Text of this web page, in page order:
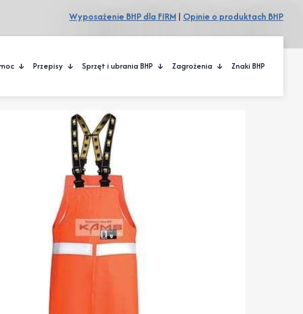
Wyposażenie BHP dla FIRM | Opinie o produktach BHP
Przepisy Sprzęt i ubrania BHP Zagrożenia Znaki BHP